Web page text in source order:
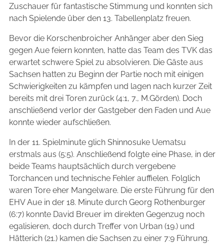
Zuschauer für fantastische Stimmung und konnten sich
nach Spielende über den 13. Tabellenplatz freuen.
Bevor die Korschenbroicher Anhänger aber den Sieg
gegen Aue feiern konnten, hatte das Team des TVK das
erwartet schwere Spiel zu absolvieren. Die Gäste aus
Sachsen hatten zu Beginn der Partie noch mit einigen
Schwierigkeiten zu kämpfen und lagen nach kurzer Zeit
bereits mit drei Toren zurück (4:1, 7., M.Görden). Doch
anschließend verlor der Gastgeber den Faden und Aue
konnte wieder aufschließen.
In der 11. Spielminute glich Shinnosuke Uematsu
erstmals aus (5:5). Anschließend folgte eine Phase, in der
beide Teams hauptsächlich durch vergebene
Torchancen und technische Fehler auffielen. Folglich
waren Tore eher Mangelware. Die erste Führung für den
EHV Aue in der 18. Minute durch Georg Rothenburger
(6:7) konnte David Breuer im direkten Gegenzug noch
egalisieren, doch durch Treffer von Urban (19.) und
Hätterich (21.) kamen die Sachsen zu einer 7:9 Führung.